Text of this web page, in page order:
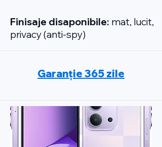
Finisaje disaponibile: mat, lucit,
privacy (anti-spy)
Garanție 365 zile